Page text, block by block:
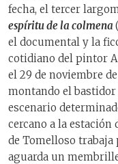
fecha, el tercer
espíritu de la colmena
el documental y la
cotidiano del pintor
el 29 de noviembre
montando el
escenario
cercano a la
de Tomelloso trabaja
aguarda un